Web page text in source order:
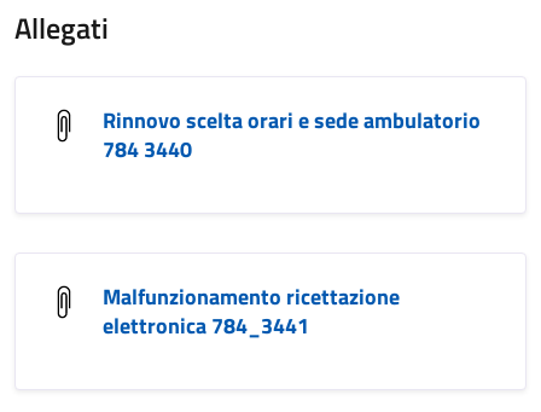
Allegati
Rinnovo scelta orari e sede ambulatorio
784 3440
Malfunzionamento ricettazione
elettronica 784_3441